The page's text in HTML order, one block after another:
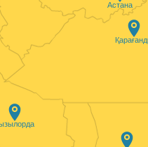
онлайн
және
Пікір:
Астана